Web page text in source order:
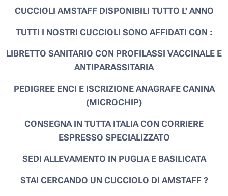
CUCCIOLI AMSTAFF DISPONIBILI TUTTO L' ANNO
TUTTI I NOSTRI CUCCIOLI SONO AFFIDATI CON :
LIBRETTO SANITARIO CON PROFILASSI VACCINALE E
ANTIPARASSITARIA
PEDIGREE ENCI E ISCRIZIONE ANAGRAFE CANINA
(MICROCHIP)
CONSEGNA IN TUTTA ITALIA CON CORRIERE
ESPRESSO SPECIALIZZATO
SEDI ALLEVAMENTO IN PUGLIA E BASILICATA
STAI CERCANDO UN CUCCIOLO DI AMSTAFF ?